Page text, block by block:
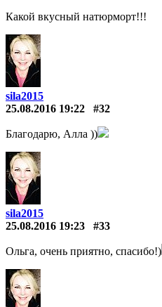
Какой вкусный натюрморт!!!
sila2015
25.08.2016 19:22
#32
Благодарю, Алла ))
sila2015
25.08.2016 19:23
#33
Ольга, очень приятно, спасибо!)